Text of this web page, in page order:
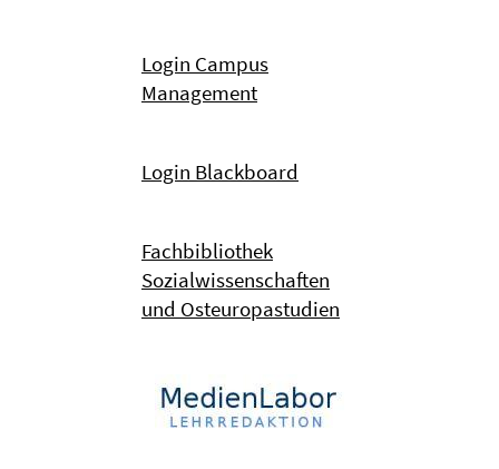
Login Campus
Management
Login Blackboard
Fachbibliothek
Sozialwissenschaften
und Osteuropastudien